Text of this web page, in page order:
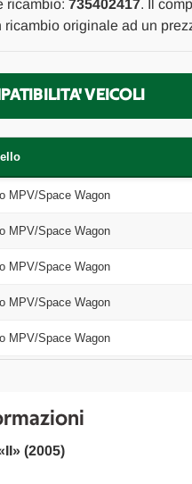
ricambio: 735402417. Il
ricambio originale ad un
VEICOLI
MPV/Space Wagon
MPV/Space Wagon
MPV/Space Wagon
MPV/Space Wagon
MPV/Space Wagon
(2005)